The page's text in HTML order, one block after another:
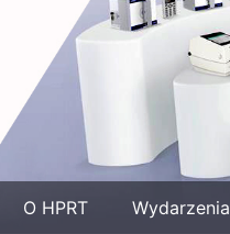
O HPRT Wydarzenia